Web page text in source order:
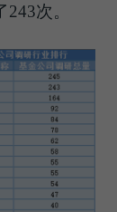
次。